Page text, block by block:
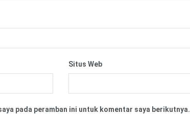
Situs Web
pada peramban ini untuk komentar saya berikutnya.